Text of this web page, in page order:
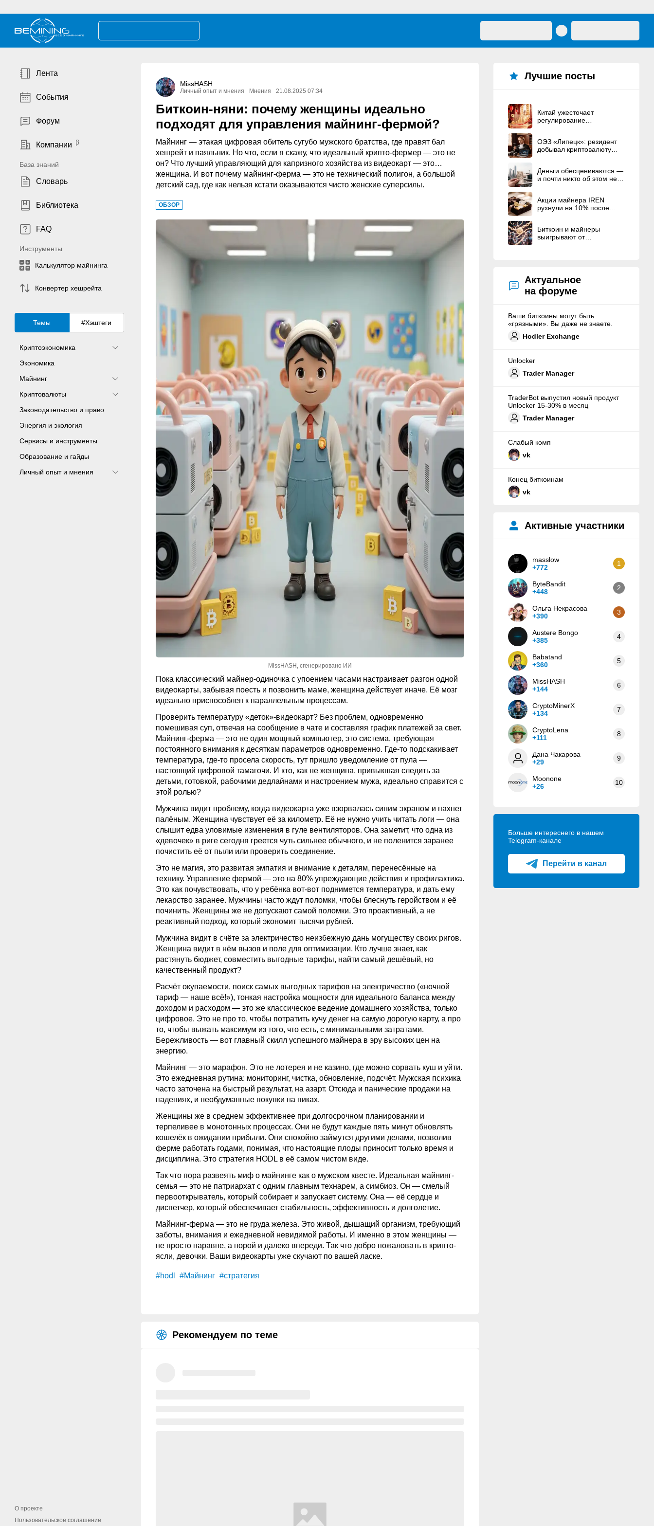
Лента
События
Форум
Компании
База знаний
Словарь
Библиотека
FAQ
Инструменты
Калькулятор майнинга
Конвертер хешрейта
Темы #Хэштеги
Криптоэкономика
Экономика
Майнинг
Криптовалюты
Законодательство и право
Энергия и экология
Сервисы и инструменты
Образование и гайды
Личный опыт и мнения
О проекте
Пользовательское соглашение
MissHASH
Личный опыт и мнения Мнения 21.08.2025 07:34
Биткоин-няни: почему женщины идеально
подходят для управления майнинг-фермой?
Майнинг — этакая цифровая обитель сугубо мужского братства, где правят бал
хешрейт и паяльник. Но что, если я скажу, что идеальный крипто-фермер — это не
он? Что лучший управляющий для капризного хозяйства из видеокарт — это…
женщина. И вот почему майнинг-ферма — это не технический полигон, а большой
детский сад, где как нельзя кстати оказываются чисто женские суперсилы.
ОБЗОР
MissHASH, сгенерировано ИИ
Пока классический майнер-одиночка с упоением часами настраивает разгон одной
видеокарты, забывая поесть и позвонить маме, женщина действует иначе. Её мозг
идеально приспособлен к параллельным процессам.
Проверить температуру «деток»-видеокарт? Без проблем, одновременно
помешивая суп, отвечая на сообщение в чате и составляя график платежей за свет.
Майнинг-ферма — это не один мощный компьютер, это система, требующая
постоянного внимания к десяткам параметров одновременно. Где-то подскакивает
температура, где-то просела скорость, тут пришло уведомление от пула —
настоящий цифровой тамагочи. И кто, как не женщина, привыкшая следить за
детьми, готовкой, рабочими дедлайнами и настроением мужа, идеально справится с
этой ролью?
Мужчина видит проблему, когда видеокарта уже взорвалась синим экраном и пахнет
палёным. Женщина чувствует её за километр. Её не нужно учить читать логи — она
слышит едва уловимые изменения в гуле вентиляторов. Она заметит, что одна из
«девочек» в риге сегодня греется чуть сильнее обычного, и не поленится заранее
почистить её от пыли или проверить соединение.
Это не магия, это развитая эмпатия и внимание к деталям, перенесённые на
технику. Управление фермой — это на 80% упреждающие действия и профилактика.
Это как почувствовать, что у ребёнка вот-вот поднимется температура, и дать ему
лекарство заранее. Мужчины часто ждут поломки, чтобы блеснуть геройством и её
починить. Женщины же не допускают самой поломки. Это проактивный, а не
реактивный подход, который экономит тысячи рублей.
Мужчина видит в счёте за электричество неизбежную дань могуществу своих ригов.
Женщина видит в нём вызов и поле для оптимизации. Кто лучше знает, как
растянуть бюджет, совместить выгодные тарифы, найти самый дешёвый, но
качественный продукт?
Расчёт окупаемости, поиск самых выгодных тарифов на электричество («ночной
тариф — наше всё!»), тонкая настройка мощности для идеального баланса между
доходом и расходом — это же классическое ведение домашнего хозяйства, только
цифровое. Это не про то, чтобы потратить кучу денег на самую дорогую карту, а про
то, чтобы выжать максимум из того, что есть, с минимальными затратами.
Бережливость — вот главный скилл успешного майнера в эру высоких цен на
энергию.
Майнинг — это марафон. Это не лотерея и не казино, где можно сорвать куш и уйти.
Это ежедневная рутина: мониторинг, чистка, обновление, подсчёт. Мужская психика
часто заточена на быстрый результат, на азарт. Отсюда и панические продажи на
падениях, и необдуманные покупки на пиках.
Женщины же в среднем эффективнее при долгосрочном планировании и
терпеливее в монотонных процессах. Они не будут каждые пять минут обновлять
кошелёк в ожидании прибыли. Они спокойно займутся другими делами, позволив
ферме работать годами, понимая, что настоящие плоды приносит только время и
дисциплина. Это стратегия HODL в её самом чистом виде.
Так что пора развеять миф о майнинге как о мужском квесте. Идеальная майнинг-
семья — это не патриархат с одним главным технарем, а симбиоз. Он — смелый
первооткрыватель, который собирает и запускает систему. Она — её сердце и
диспетчер, который обеспечивает стабильность, эффективность и долголетие.
Майнинг-ферма — это не груда железа. Это живой, дышащий организм, требующий
заботы, внимания и ежедневной невидимой работы. И именно в этом женщины —
не просто наравне, а порой и далеко впереди. Так что добро пожаловать в крипто-
ясли, девочки. Ваши видеокарты уже скучают по вашей ласке.
#hodl #Майнинг #стратегия
Рекомендуем по теме
Лучшие посты
Китай ужесточает
регулирование
ОЭЗ «Липецк»: резидент
добывал криптовалюту
Деньги обесцениваются —
и почти никто об этом не
Акции майнера IREN
рухнули на 10% после
основателям
Биткоин и майнеры
выигрывают от
Актуальное
на форуме
Ваши биткоины могут быть
«грязными». Вы даже не знаете.
Hodler Exchange
Unlocker
Trader Manager
TraderBot выпустил новый продукт
Unlocker 15-30% в месяц
Trader Manager
Слабый комп
vk
Конец биткоинам
vk
Активные участники
masslow
+772
1
ByteBandit
+448
2
Ольга Некрасова
+390
3
Austere Bongo
+385
4
Babatand
+360
5
MissHASH
+144
6
CryptoMinerX
+134
7
CryptoLena
+111
8
Дана Чакарова
+29
9
Moonone
+26
10
Больше интереснего в нашем
Telegram-канале
Перейти в канал